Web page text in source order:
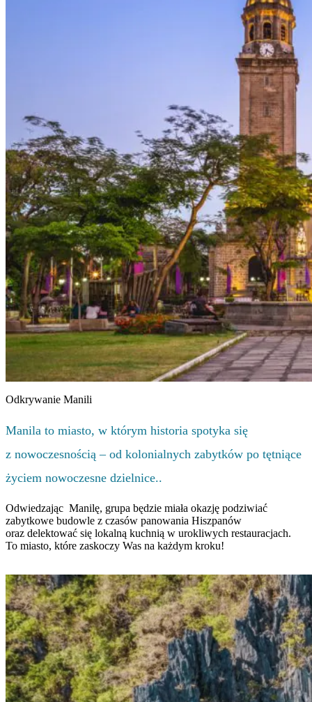
Odkrywanie Manili
Manila to miasto, w którym historia spotyka się
z nowoczesnością – od kolonialnych zabytków po tętniące
życiem nowoczesne dzielnice..
Odwiedzając Manilę, grupa będzie miała okazję podziwiać
zabytkowe budowle z czasów panowania Hiszpanów
oraz delektować się lokalną kuchnią w urokliwych restauracjach.
To miasto, które zaskoczy Was na każdym kroku!